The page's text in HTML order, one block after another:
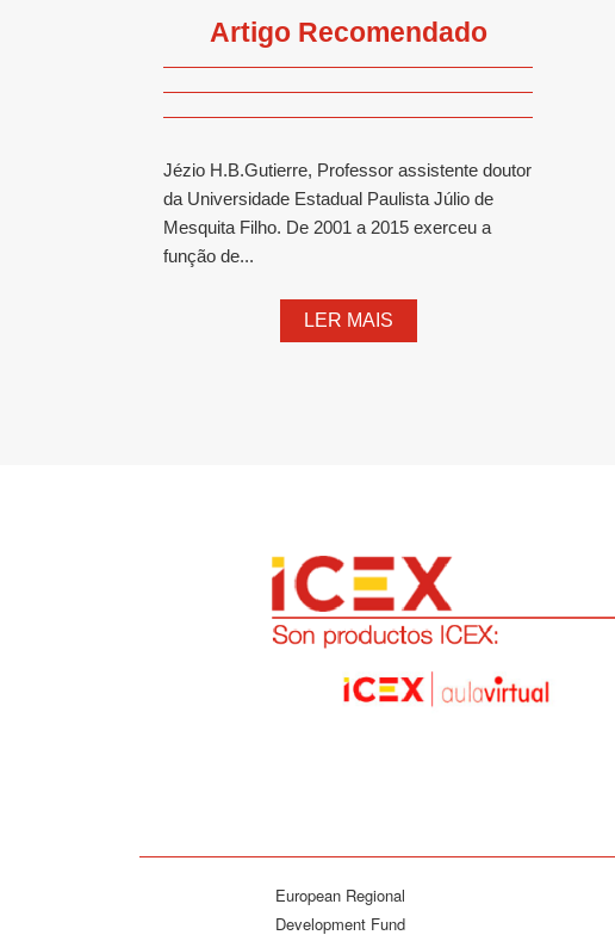
Artigo Recomendado
Jézio H.B.Gutierre, Professor assistente doutor
da Universidade Estadual Paulista Júlio de
Mesquita Filho. De 2001 a 2015 exerceu a
função de...
LER MAIS
European Regional
Development Fund